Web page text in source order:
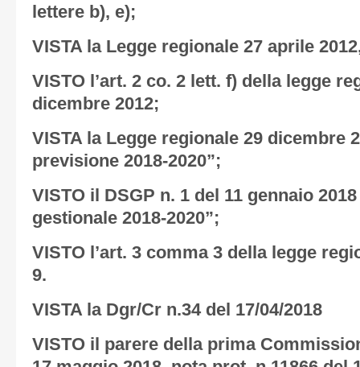
lettere b), e);
VISTA la Legge regionale 27 aprile
VISTO l’art. 2 co. 2 lett. f) della legge
dicembre 2012;
VISTA la Legge regionale 29 dicembre
previsione 2018-2020”;
VISTO il DSGP n. 1 del 11 gennaio
gestionale 2018-2020”;
VISTO l’art. 3 comma 3 della legge
9.
VISTA la Dgr/Cr n.34 del 17/04/2018
VISTO il parere della prima